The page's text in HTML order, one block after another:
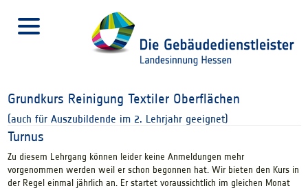
Grundkurs Reinigung Textiler Oberflächen
(auch für Auszubildende im 2. Lehrjahr geeignet)
Turnus
Zu diesem Lehrgang können leider keine Anmeldungen mehr
vorgenommen werden weil er schon begonnen hat. Wir bieten den Kurs in
der Regel einmal jährlich an. Er startet voraussichtlich im gleichen Monat